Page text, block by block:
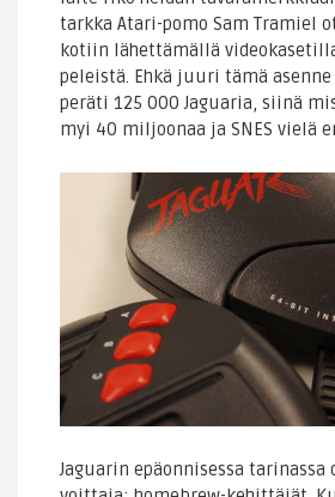
tarkka Atari-pomo Sam Tramiel
kotiin lähettämällä
peleistä. Ehkä juuri tämä
peräti 125 000 Jaguaria, siinä
myi 40 miljoonaa ja SNES vielä
Jaguarin epäonnisessa